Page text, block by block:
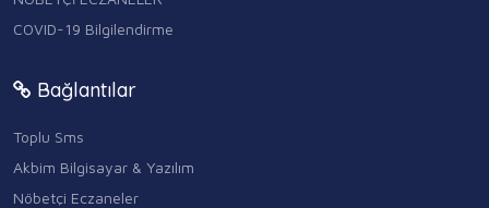
COVID-19 Bilgilendirme
Bağlantılar
Toplu Sms
Akbim Bilgisayar & Yazılım
Nöbetçi Eczaneler